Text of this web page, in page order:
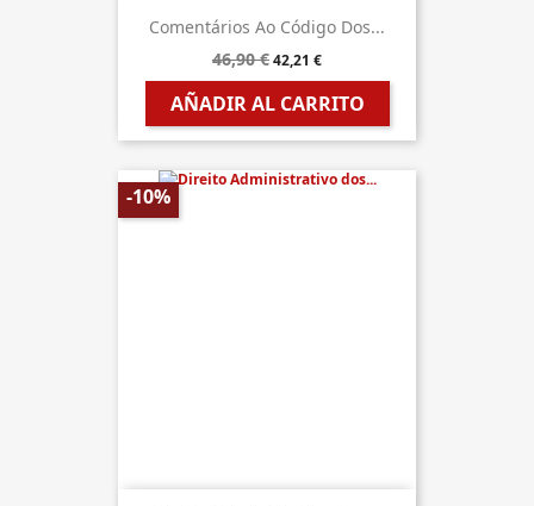
Comentários Ao Código Dos...
46,90 €42,21 €
AÑADIR AL CARRITO
-10%